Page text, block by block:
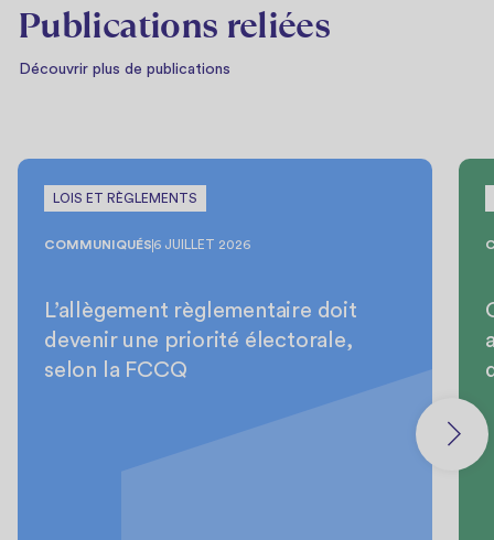
Publications reliées
Découvrir plus de publications
LOIS ET RÈGLEMENTS
COMMUNIQUÉS 6 JUILLET 2026
L’allègement règlementaire doit
devenir une priorité électorale,
selon la FCCQ